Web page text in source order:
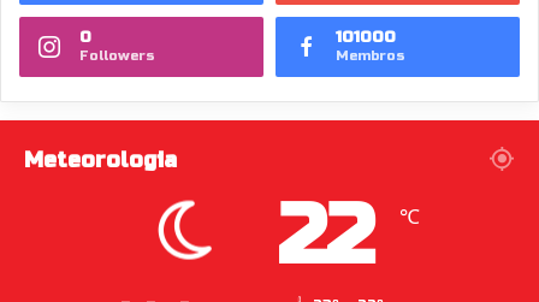
0
Followers
101000
Membros
Meteorologia
22 ℃